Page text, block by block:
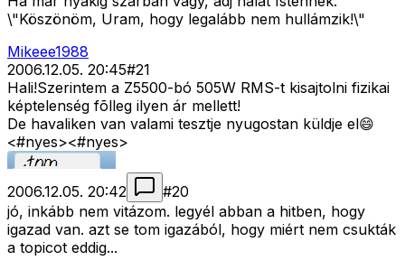
\"Köszönöm, Uram, hogy legalább nem hullámzik!\"
Mikeee1988
2006.12.05. 20:45#21
Hali!Szerintem a Z5500-bó 505W RMS-t kisajtolni fizikai
képtelenség fõlleg ilyen ár mellett!
De havaliken van valami tesztje nyugostan küldje el😄
<#nyes><#nyes>
2006.12.05. 20:42 #20
jó, inkább nem vitázom. legyél abban a hitben, hogy
igazad van. azt se tom igazából, hogy miért nem csukták
a topicot eddig...